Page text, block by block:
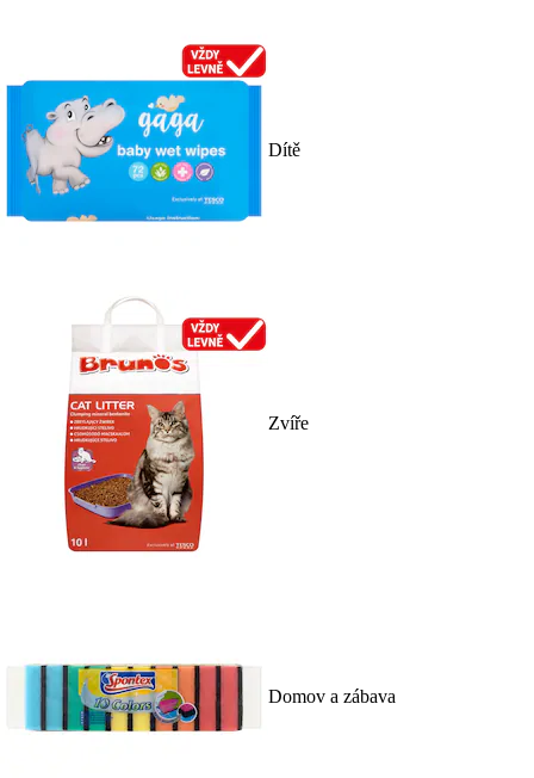
Dítě
Zvíře
Domov a zábava